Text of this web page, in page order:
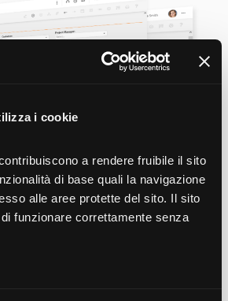
i cookie
a rendere fruibile il sito
di base quali la navigazione
alle aree protette del sito. Il sito
funzionare correttamente senza